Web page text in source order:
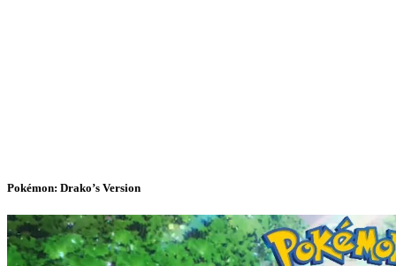
Pokémon: Drako’s Version